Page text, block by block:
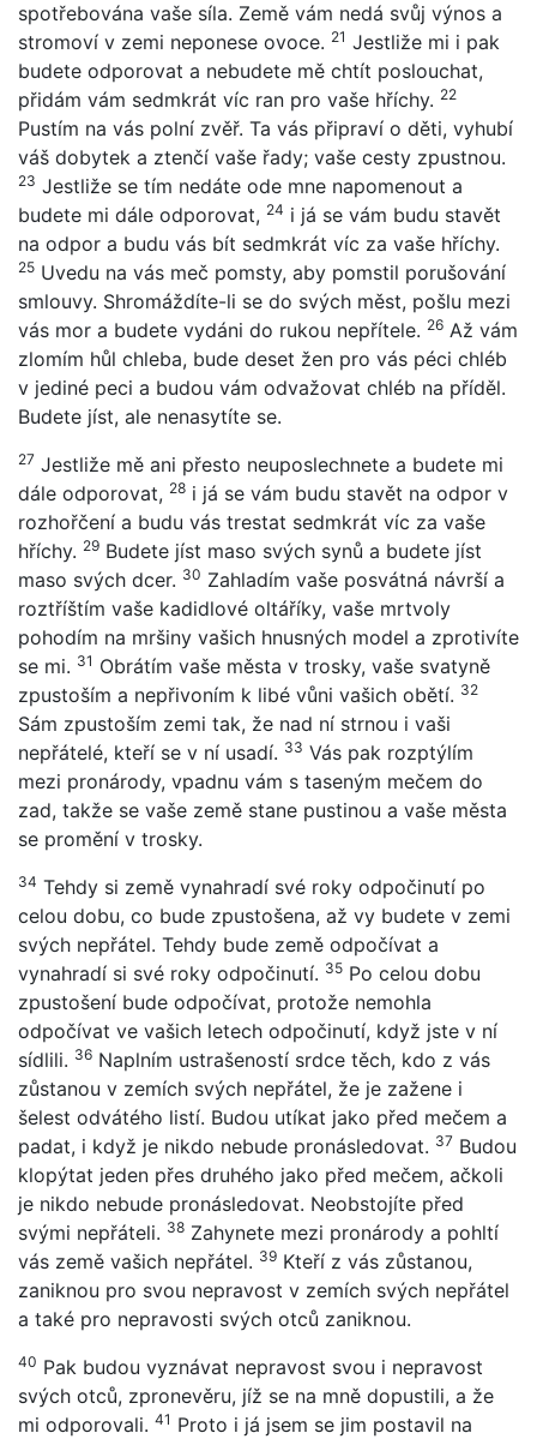
spotřebována vaše síla. Země vám nedá svůj výnos a
stromoví v zemi neponese ovoce. 21 Jestliže mi i pak
budete odporovat a nebudete mě chtít poslouchat,
přidám vám sedmkrát víc ran pro vaše hříchy. 22
Pustím na vás polní zvěř. Ta vás připraví o děti, vyhubí
váš dobytek a ztenčí vaše řady; vaše cesty zpustnou.
23 Jestliže se tím nedáte ode mne napomenout a
budete mi dále odporovat, 24 i já se vám budu stavět
na odpor a budu vás bít sedmkrát víc za vaše hříchy.
25 Uvedu na vás meč pomsty, aby pomstil porušování
smlouvy. Shromáždíte-li se do svých měst, pošlu mezi
vás mor a budete vydáni do rukou nepřítele. 26 Až vám
zlomím hůl chleba, bude deset žen pro vás péci chléb
v jediné peci a budou vám odvažovat chléb na příděl.
Budete jíst, ale nenasytíte se.
27 Jestliže mě ani přesto neuposlechnete a budete mi
dále odporovat, 28 i já se vám budu stavět na odpor v
rozhořčení a budu vás trestat sedmkrát víc za vaše
hříchy. 29 Budete jíst maso svých synů a budete jíst
maso svých dcer. 30 Zahladím vaše posvátná návrší a
roztříštím vaše kadidlové oltáříky, vaše mrtvoly
pohodím na mršiny vašich hnusných model a zprotivíte
se mi. 31 Obrátím vaše města v trosky, vaše svatyně
zpustoším a nepřivoním k libé vůni vašich obětí. 32
Sám zpustoším zemi tak, že nad ní strnou i vaši
nepřátelé, kteří se v ní usadí. 33 Vás pak rozptýlím
mezi pronárody, vpadnu vám s taseným mečem do
zad, takže se vaše země stane pustinou a vaše města
se promění v trosky.
34 Tehdy si země vynahradí své roky odpočinutí po
celou dobu, co bude zpustošena, až vy budete v zemi
svých nepřátel. Tehdy bude země odpočívat a
vynahradí si své roky odpočinutí. 35 Po celou dobu
zpustošení bude odpočívat, protože nemohla
odpočívat ve vašich letech odpočinutí, když jste v ní
sídlili. 36 Naplním ustrašeností srdce těch, kdo z vás
zůstanou v zemích svých nepřátel, že je zažene i
šelest odvátého listí. Budou utíkat jako před mečem a
padat, i když je nikdo nebude pronásledovat. 37 Budou
klopýtat jeden přes druhého jako před mečem, ačkoli
je nikdo nebude pronásledovat. Neobstojíte před
svými nepřáteli. 38 Zahynete mezi pronárody a pohltí
vás země vašich nepřátel. 39 Kteří z vás zůstanou,
zaniknou pro svou nepravost v zemích svých nepřátel
a také pro nepravosti svých otců zaniknou.
40 Pak budou vyznávat nepravost svou i nepravost
svých otců, zpronevěru, jíž se na mně dopustili, a že
mi odporovali. 41 Proto i já jsem se jim postavil na